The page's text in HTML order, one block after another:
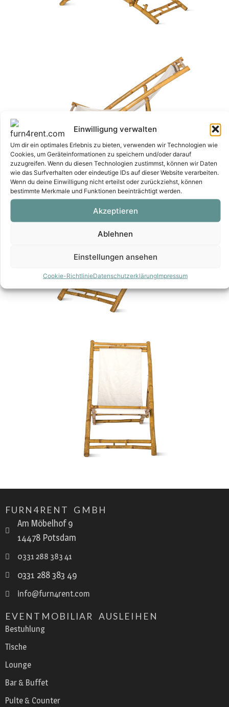
Einwilligung verwalten
Um dir ein optimales Erlebnis zu bieten, verwenden wir Technologien wie
Cookies, um Geräteinformationen zu speichern und/oder darauf
zuzugreifen. Wenn du diesen Technologien zustimmst, können wir Daten
wie das Surfverhalten oder eindeutige IDs auf dieser Website verarbeiten.
Wenn du deine Einwilligung nicht erteilst oder zurückziehst, können
bestimmte Merkmale und Funktionen beeinträchtigt werden.
Akzeptieren
Ablehnen
Einstellungen ansehen
Cookie-RichtlinieDatenschutzerklärungImpressum
FURN4RENT GMBH
Am Möbelhof 9
14478 Potsdam
0331 288 383 41
0331 288 383 49
info@furn4rent.com
EVENTMOBILIAR AUSLEIHEN
Bestuhlung
Tische
Lounge
Bar & Buffet
Pulte & Counter